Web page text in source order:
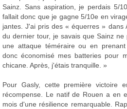
Sainz. Sans aspiration, je perdais 5/
fallait donc que je gagne 5/10e en
jantes. J'ai pris des « équerres » dans
du dernier tour, je savais que Sainz
une attaque téméraire ou en
donc économisé mes batteries pour
chicane. Après, j'étais tranquille. »
Pour Gasly, cette première victoire
récompense. Le natif de Rouen a en
mois d'une résilience remarquable.